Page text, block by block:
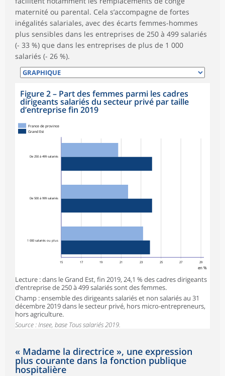
maternité ou parental. Cela s’accompagne de fortes
inégalités salariales, avec des écarts femmes-hommes
plus sensibles dans les entreprises de 250 à 499 salariés
(- 33 %) que dans les entreprises de plus de 1 000
salariés (- 26 %).
Figure 2– Part des femmes parmi les cadres
dirigeants salariés du secteur privé par taille
d’entreprise fin 2019
15 17 19 21 23 25 27 29
en %
De 250 à 499 salariés
De 500 à 999 salariés
1 000 salariés ou plus
France de province
Grand Est
Lecture : dans le Grand Est, fin 2019, 24,1 % des cadres dirigeants
d’entreprise de 250 à 499 salariés sont des femmes.
Champ : ensemble des dirigeants salariés et non salariés au 31
décembre 2019 dans le secteur privé, hors micro-entrepreneurs,
hors agriculture.
Source : Insee, base Tous salariés 2019.
« Madame la directrice », une expression
plus courante dans la fonction publique
hospitalière